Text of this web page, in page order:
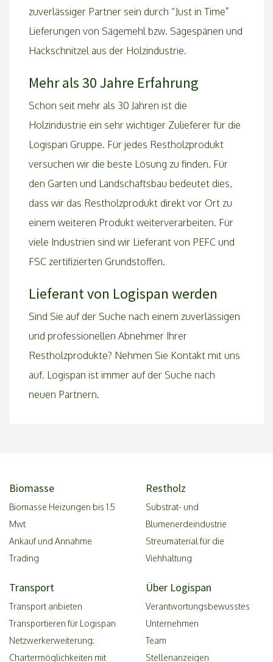
zuverlässiger Partner sein durch “Just in Time”
Lieferungen von Sägemehl bzw. Sägespänen und
Hackschnitzel aus der Holzindustrie.
Mehr als 30 Jahre Erfahrung
Schon seit mehr als 30 Jahren ist die
Holzindustrie ein sehr wichtiger Zulieferer für die
Logispan Gruppe. Für jedes Restholzprodukt
versuchen wir die beste Lösung zu finden. Für
den Garten und Landschaftsbau bedeutet dies,
dass wir das Restholzprodukt direkt vor Ort zu
einem weiteren Produkt weiterverarbeiten. Für
viele Industrien sind wir Lieferant von PEFC und
FSC zertifizierten Grundstoffen.
Lieferant von Logispan werden
Sind Sie auf der Suche nach einem zuverlässigen
und professionellen Abnehmer Ihrer
Restholzprodukte? Nehmen Sie Kontakt mit uns
auf. Logispan ist immer auf der Suche nach
neuen Partnern.
Biomasse
Biomasse Heizungen bis 1.5
Mwt
Ankauf und Annahme
Trading
Restholz
Substrat- und
Blumenerdeindustrie
Streumaterial für die
Viehhaltung
Transport
Transport anbieten
Transportieren für Logispan
Netzwerkerweiterung:
Chartermöglichkeiten mit
Über Logispan
Verantwortungsbewusstes
Unternehmen
Team
Stellenanzeigen